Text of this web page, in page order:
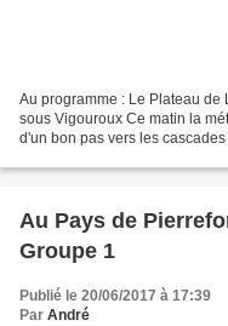
Au programme : Le Plateau
sous Vigouroux Ce matin la
d'un bon pas vers les
Au Pays de
Groupe 1
Publié le 20/06/2017 à 17:39
Par André